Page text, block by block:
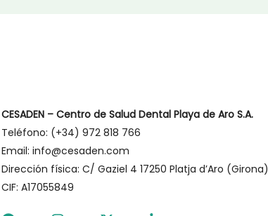
CESADEN – Centro de Salud Dental Playa de Aro S.A.
Teléfono: (+34) 972 818 766
Email: info@cesaden.com
Dirección física: C/ Gaziel 4 17250 Platja d’Aro (Girona)
CIF: A17055849